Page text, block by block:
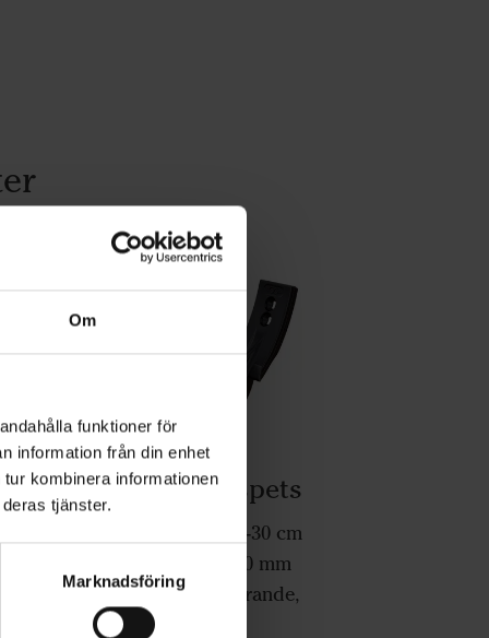
Om
funktioner för
information från din enhet
kombinera informationen
tjänster.
Marknadsföring
Breakmix spets
20-30 cm
80 mm
Funktion:
Luckrande,
Inblandande